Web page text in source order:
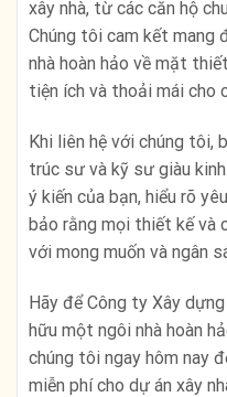
xây nhà, từ các căn hộ
Chúng tôi cam kết mang
nhà hoàn hảo về mặt
tiện ích và thoải mái cho
Khi liên hệ với chúng tôi,
trúc sư và kỹ sư giàu
ý kiến ​​của bạn, hiểu rõ
bảo rằng mọi thiết kế và
với mong muốn và ngân
Hãy để Công ty Xây
hữu một ngôi nhà hoàn
chúng tôi ngay hôm nay
miễn phí cho dự án xây